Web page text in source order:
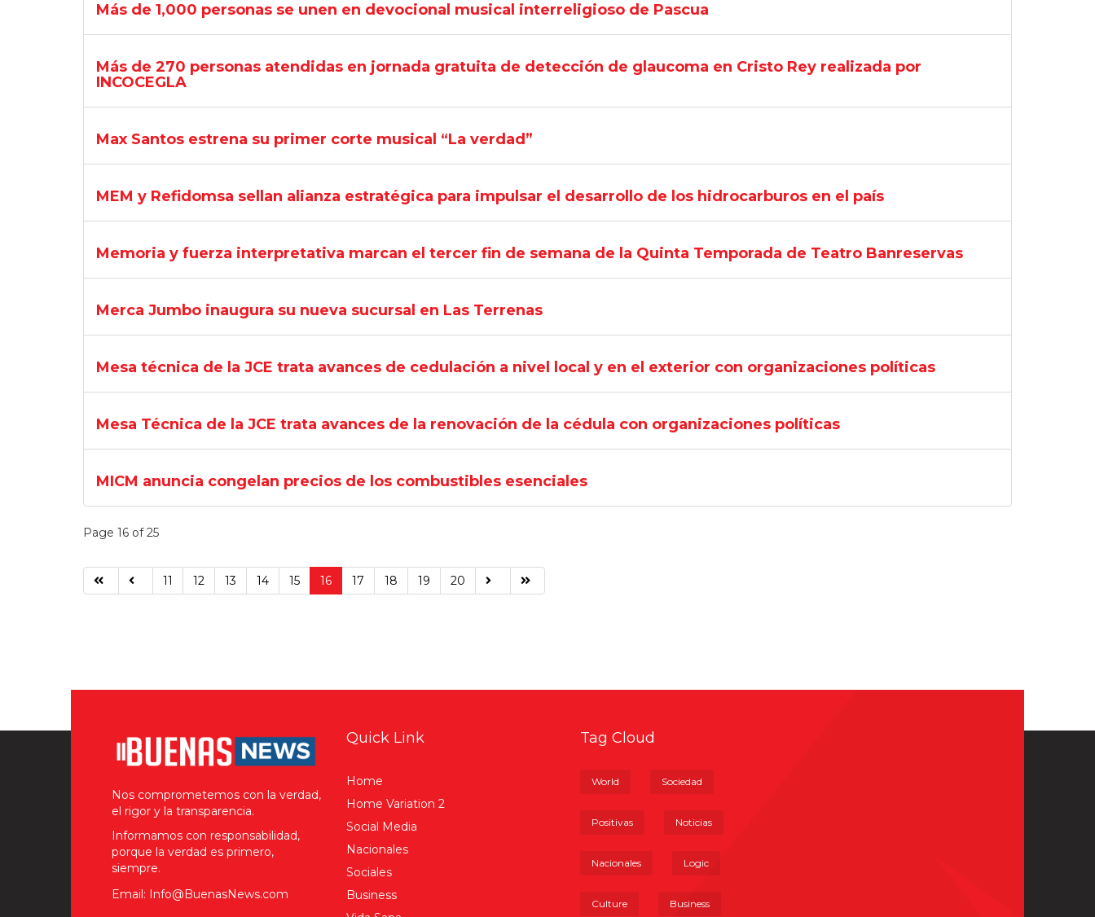
Más de 1,000 personas se unen en devocional musical interreligioso de Pascua
Más de 270 personas atendidas en jornada gratuita de detección de glaucoma en Cristo Rey realizada por
INCOCEGLA
Max Santos estrena su primer corte musical “La verdad”
MEM y Refidomsa sellan alianza estratégica para impulsar el desarrollo de los hidrocarburos en el país
Memoria y fuerza interpretativa marcan el tercer fin de semana de la Quinta Temporada de Teatro Banreservas
Merca Jumbo inaugura su nueva sucursal en Las Terrenas
Mesa técnica de la JCE trata avances de cedulación a nivel local y en el exterior con organizaciones políticas
Mesa Técnica de la JCE trata avances de la renovación de la cédula con organizaciones políticas
MICM anuncia congelan precios de los combustibles esenciales
Page 16 of 25
11 12 13 14 15 16 17 18 19 20
Nos comprometemos con la verdad,
el rigor y la transparencia.
Informamos con responsabilidad,
porque la verdad es primero,
siempre.
Email: Info@BuenasNews.com
Quick Link
Home
Home Variation 2
Social Media
Nacionales
Sociales
Business
Tag Cloud
World Sociedad
Positivas Noticias
Nacionales Logic
Culture Business